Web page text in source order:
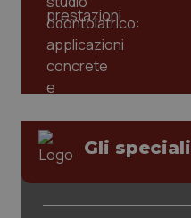
Gli speciali
session-id